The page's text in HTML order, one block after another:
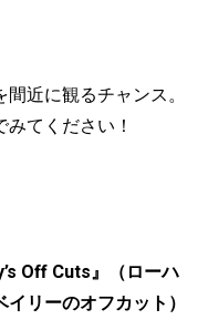
近に観るチャンス。
てください！
Off Cuts』（ローハ
リーのオフカット）